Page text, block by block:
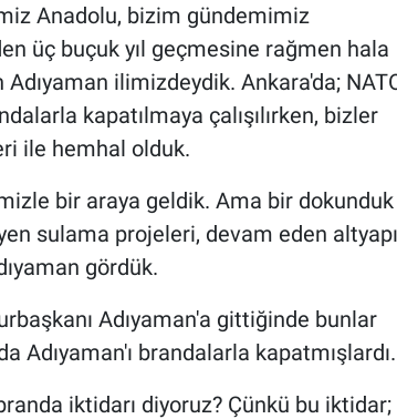
Anadolu, bizim gündemimiz
üç buçuk yıl geçmesine rağmen hala
ilimizdeydik. Ankara'da;
kapatılmaya çalışılırken, bizler
ile hemhal olduk.
bir araya geldik. Ama bir dokunduk
sulama projeleri, devam eden altyapı
gördük.
Adıyaman'a gittiğinde bunlar
Adıyaman'ı brandalarla kapatmışlardı.
iktidarı diyoruz? Çünkü bu iktidar;